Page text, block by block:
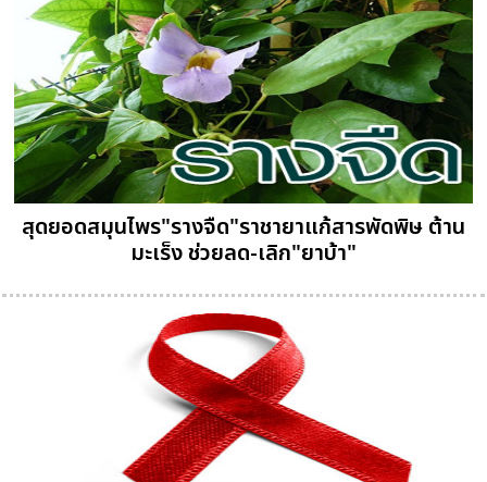
สุดยอดสมุนไพร"รางจืด"ราชายาแก้สารพัดพิษ ต้าน
มะเร็ง ช่วยลด-เลิก"ยาบ้า"